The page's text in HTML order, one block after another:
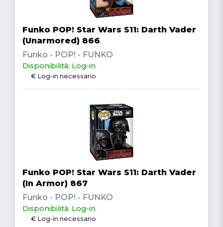
Funko POP! Star Wars S11: Darth Vader
(Unarmored) 866
Funko - POP! - FUNKO
Disponibilità: Log-in
€ Log-in necessario
Funko POP! Star Wars S11: Darth Vader
(In Armor) 867
Funko - POP! - FUNKO
Disponibilità: Log-in
€ Log-in necessario